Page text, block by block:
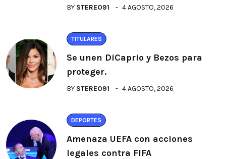
BY STEREO91 4 AGOSTO, 2026
TITULARES
Se unen DiCaprio y Bezos para
proteger.
BY STEREO91 4 AGOSTO, 2026
DEPORTES
Amenaza UEFA con acciones
legales contra FIFA